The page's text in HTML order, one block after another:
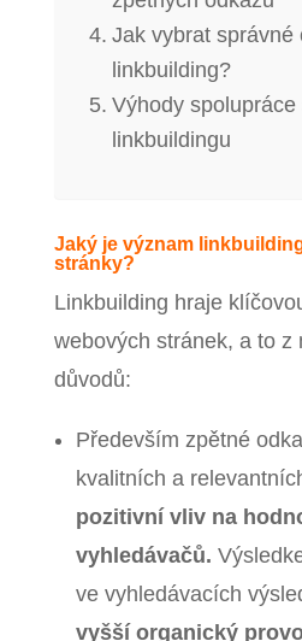
Jak vybrat správné
linkbuilding?
Výhody
linkbuildingu
Jaký je význam
stránky?
Linkbuilding hraje
webových stránek, a to z
důvodů:
Především zpětné
kvalitních a
pozitivní vliv na
vyhledávačů.
ve vyhledávacích
vyšší organický